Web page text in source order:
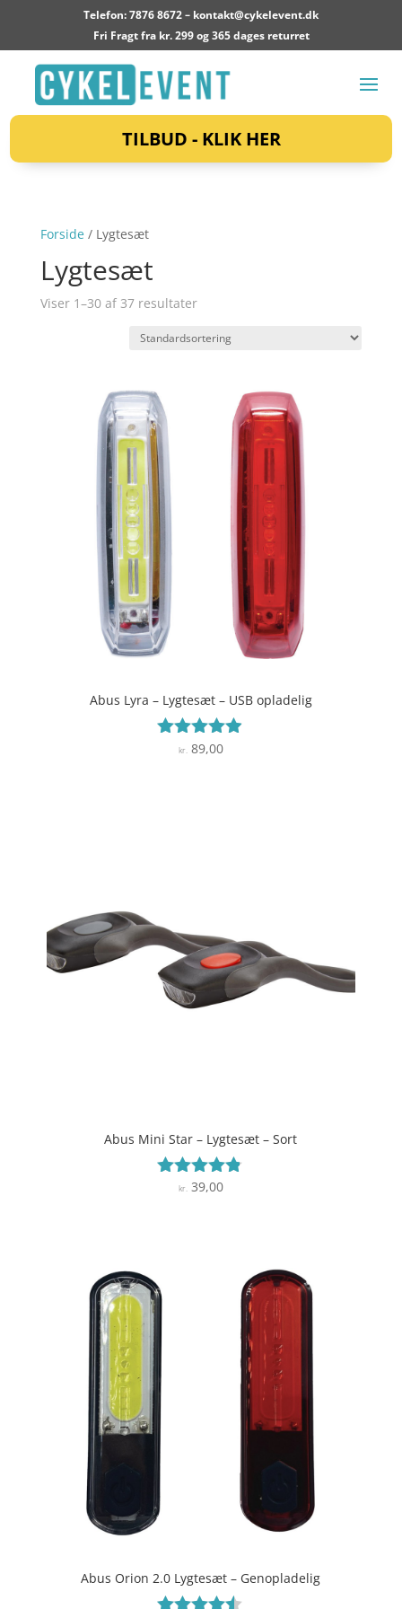
Telefon: 7876 8672 – kontakt@cykelevent.dk
Fri Fragt fra kr. 299 og 365 dages returret
TILBUD - KLIK HER
Forside/ Lygtesæt
Lygtesæt
Viser 1–30 af 37 resultater
Abus Lyra – Lygtesæt – USB opladelig
Vurderet
kr.89,00
Abus Mini Star – Lygtesæt – Sort
Vurderet
kr.39,00
Abus Orion 2.0 Lygtesæt – Genopladelig